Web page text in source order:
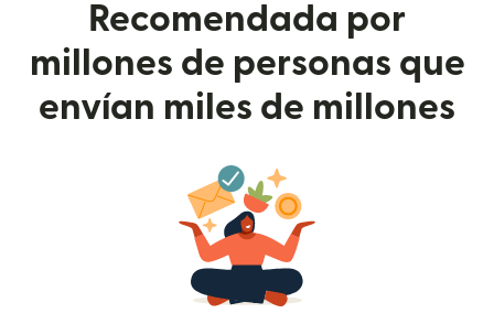
Recomendada por
millones de personas que
envían miles de millones